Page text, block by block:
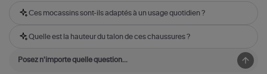
Ces mocassins sont-ils adaptés à un usage quotidien ?
Quelle est la hauteur du talon de ces chaussures ?